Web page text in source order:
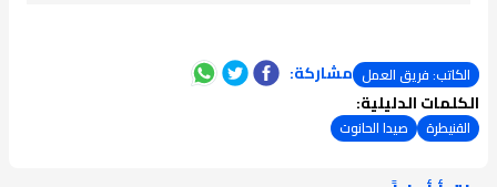
الكاتب: فريق العمل مشاركة:
الكلمات الدليلية:
القنيطرة صيدا الحانوت